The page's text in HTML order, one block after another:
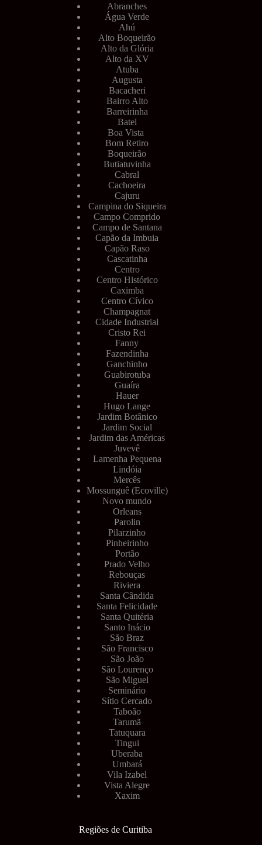
Abranches
Água Verde
Ahú
Alto Boqueirão
Alto da Glória
Alto da XV
Atuba
Augusta
Bacacheri
Bairro Alto
Barreirinha
Batel
Boa Vista
Bom Retiro
Boqueirão
Butiatuvinha
Cabral
Cachoeira
Cajuru
Campina do Siqueira
Campo Comprido
Campo de Santana
Capão da Imbuia
Capão Raso
Cascatinha
Centro
Centro Histórico
Caximba
Centro Cívico
Champagnat
Cidade Industrial
Cristo Rei
Fanny
Fazendinha
Ganchinho
Guabirotuba
Guaíra
Hauer
Hugo Lange
Jardim Botânico
Jardim Social
Jardim das Américas
Juvevê
Lamenha Pequena
Lindóia
Mercês
Mossunguê (Ecoville)
Novo mundo
Orleans
Parolin
Pilarzinho
Pinheirinho
Portão
Prado Velho
Rebouças
Riviera
Santa Cândida
Santa Felicidade
Santa Quitéria
Santo Inácio
São Braz
São Francisco
São João
São Lourenço
São Miguel
Seminário
Sítio Cercado
Taboão
Tarumã
Tatuquara
Tingui
Uberaba
Umbará
Vila Izabel
Vista Alegre
Xaxim
Regiões de Curitiba